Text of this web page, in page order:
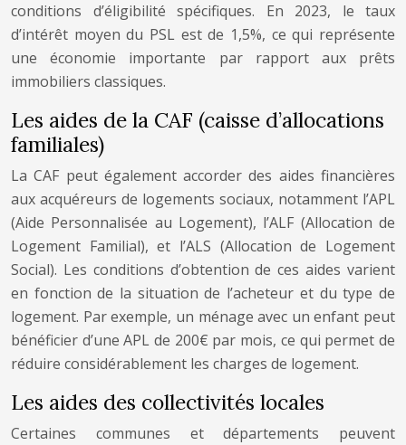
conditions d’éligibilité spécifiques. En 2023, le taux
d’intérêt moyen du PSL est de 1,5%, ce qui représente
une économie importante par rapport aux prêts
immobiliers classiques.
Les aides de la CAF (caisse d’allocations
familiales)
La CAF peut également accorder des aides financières
aux acquéreurs de logements sociaux, notamment l’APL
(Aide Personnalisée au Logement), l’ALF (Allocation de
Logement Familial), et l’ALS (Allocation de Logement
Social). Les conditions d’obtention de ces aides varient
en fonction de la situation de l’acheteur et du type de
logement. Par exemple, un ménage avec un enfant peut
bénéficier d’une APL de 200€ par mois, ce qui permet de
réduire considérablement les charges de logement.
Les aides des collectivités locales
Certaines communes et départements peuvent